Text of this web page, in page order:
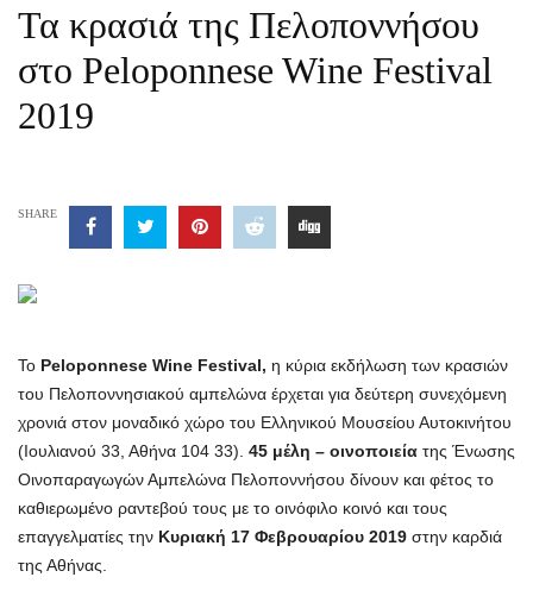
Τα κρασιά της Πελοποννήσου
στο Peloponnese Wine Festival
2019
SHARE
Το Peloponnese Wine Festival, η κύρια εκδήλωση των κρασιών
του Πελοποννησιακού αμπελώνα έρχεται για δεύτερη συνεχόμενη
χρονιά στον μοναδικό χώρο του Ελληνικού Μουσείου Αυτοκινήτου
(Ιουλιανού 33, Αθήνα 104 33). 45 μέλη – οινοποιεία της Ένωσης
Οινοπαραγωγών Αμπελώνα Πελοποννήσου δίνουν και φέτος το
καθιερωμένο ραντεβού τους με το οινόφιλο κοινό και τους
επαγγελματίες την Κυριακή 17 Φεβρουαρίου 2019 στην καρδιά
της Αθήνας.